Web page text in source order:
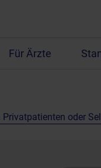
Für Ärzte
oder